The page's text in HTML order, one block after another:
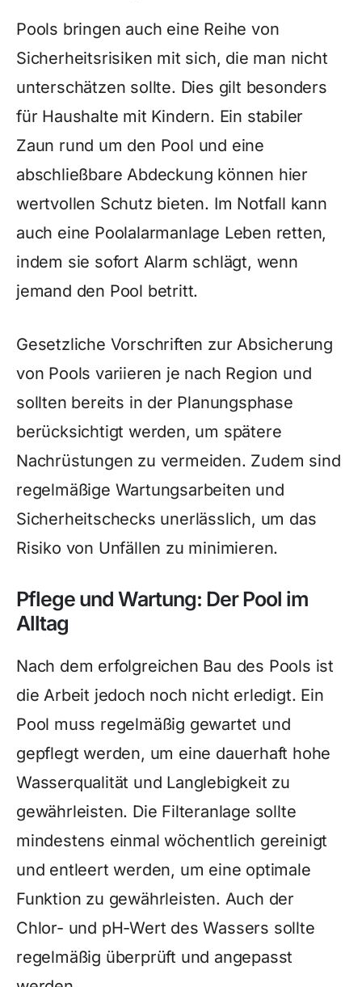
Pools bringen auch eine Reihe von
Sicherheitsrisiken mit sich, die man nicht
unterschätzen sollte. Dies gilt besonders
für Haushalte mit Kindern. Ein stabiler
Zaun rund um den Pool und eine
abschließbare Abdeckung können hier
wertvollen Schutz bieten. Im Notfall kann
auch eine Poolalarmanlage Leben retten,
indem sie sofort Alarm schlägt, wenn
jemand den Pool betritt.
Gesetzliche Vorschriften zur Absicherung
von Pools variieren je nach Region und
sollten bereits in der Planungsphase
berücksichtigt werden, um spätere
Nachrüstungen zu vermeiden. Zudem sind
regelmäßige Wartungsarbeiten und
Sicherheitschecks unerlässlich, um das
Risiko von Unfällen zu minimieren.
Pflege und Wartung: Der Pool im
Alltag
Nach dem erfolgreichen Bau des Pools ist
die Arbeit jedoch noch nicht erledigt. Ein
Pool muss regelmäßig gewartet und
gepflegt werden, um eine dauerhaft hohe
Wasserqualität und Langlebigkeit zu
gewährleisten. Die Filteranlage sollte
mindestens einmal wöchentlich gereinigt
und entleert werden, um eine optimale
Funktion zu gewährleisten. Auch der
Chlor- und pH-Wert des Wassers sollte
regelmäßig überprüft und angepasst